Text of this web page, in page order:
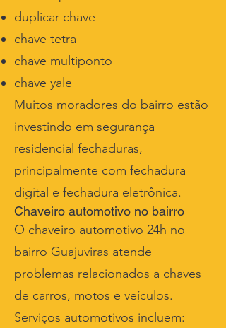
duplicar chave
chave tetra
chave multiponto
chave yale
Muitos moradores do bairro estão
investindo em segurança
residencial fechaduras,
principalmente com fechadura
digital e fechadura eletrônica.
Chaveiro automotivo no bairro
O chaveiro automotivo 24h no
bairro Guajuviras atende
problemas relacionados a chaves
de carros, motos e veículos.
Serviços automotivos incluem: